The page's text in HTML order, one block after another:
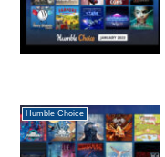
Humble Choice